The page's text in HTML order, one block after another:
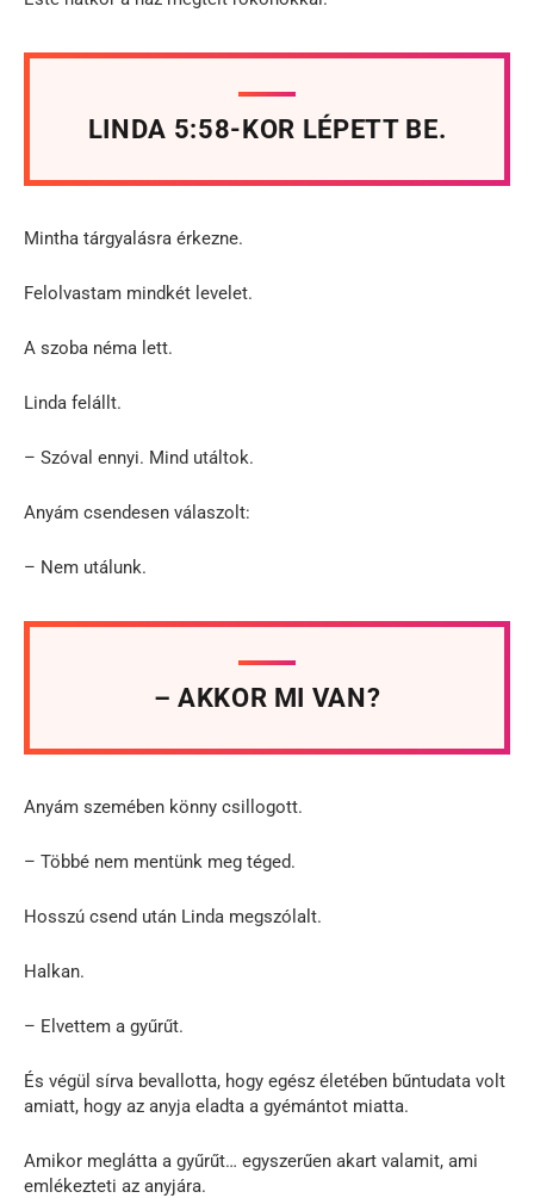
LINDA 5:58-KOR LÉPETT BE.
Mintha tárgyalásra érkezne.
Felolvastam mindkét levelet.
A szoba néma lett.
Linda felállt.
– Szóval ennyi. Mind utáltok.
Anyám csendesen válaszolt:
– Nem utálunk.
– AKKOR MI VAN?
Anyám szemében könny csillogott.
– Többé nem mentünk meg téged.
Hosszú csend után Linda megszólalt.
Halkan.
– Elvettem a gyűrűt.
És végül sírva bevallotta, hogy egész életében bűntudata volt
amiatt, hogy az anyja eladta a gyémántot miatta.
Amikor meglátta a gyűrűt… egyszerűen akart valamit, ami
emlékezteti az anyjára.